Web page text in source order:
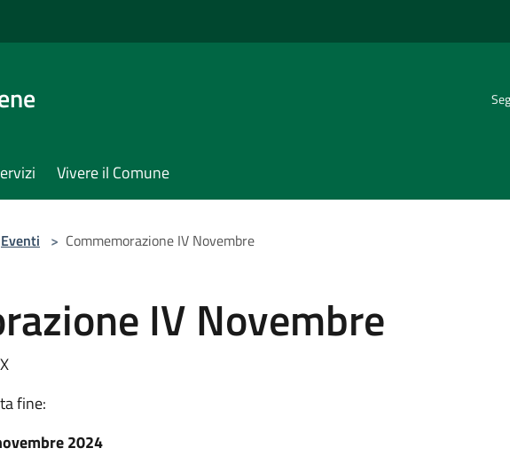
Vivere il Comune
Eventi > Commemorazione IV Novembre
IV Novembre
fine:
2024